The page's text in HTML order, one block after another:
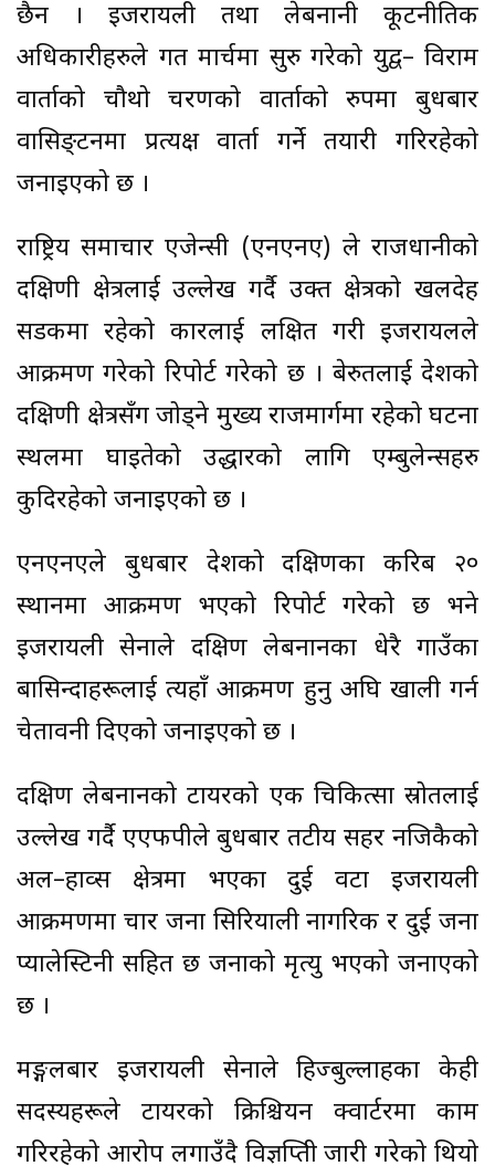
छैन । इजरायली तथा लेबनानी कूटनीतिक
अधिकारीहरुले गत मार्चमा सुरु गरेको युद्व– विराम
वार्ताको चौथो चरणको वार्ताको रुपमा बुधबार
वासिङ्टनमा प्रत्यक्ष वार्ता गर्ने तयारी गरिरहेको
जनाइएको छ ।
राष्ट्रिय समाचार एजेन्सी (एनएनए) ले राजधानीको
दक्षिणी क्षेत्रलाई उल्लेख गर्दै उक्त क्षेत्रको खलदेह
सडकमा रहेको कारलाई लक्षित गरी इजरायलले
आक्रमण गरेको रिपोर्ट गरेको छ । बेरुतलाई देशको
दक्षिणी क्षेत्रसँग जोड्ने मुख्य राजमार्गमा रहेको घटना
स्थलमा घाइतेको उद्धारको लागि एम्बुलेन्सहरु
कुदिरहेको जनाइएको छ ।
एनएनएले बुधबार देशको दक्षिणका करिब २०
स्थानमा आक्रमण भएको रिपोर्ट गरेको छ भने
इजरायली सेनाले दक्षिण लेबनानका धेरै गाउँका
बासिन्दाहरूलाई त्यहाँ आक्रमण हुनु अघि खाली गर्न
चेतावनी दिएको जनाइएको छ ।
दक्षिण लेबनानको टायरको एक चिकित्सा स्रोतलाई
उल्लेख गर्दै एएफपीले बुधबार तटीय सहर नजिकैको
अल–हाव्स क्षेत्रमा भएका दुई वटा इजरायली
आक्रमणमा चार जना सिरियाली नागरिक र दुई जना
प्यालेस्टिनी सहित छ जनाको मृत्यु भएको जनाएको
छ ।
मङ्गलबार इजरायली सेनाले हिज्बुल्लाहका केही
सदस्यहरूले टायरको क्रिश्चियन क्वार्टरमा काम
गरिरहेको आरोप लगाउँदै विज्ञप्तिी जारी गरेको थियो